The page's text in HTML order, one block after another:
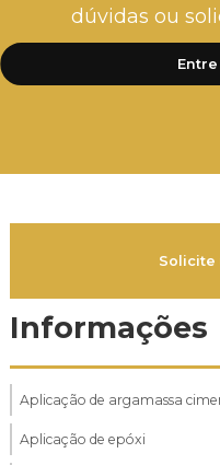
dúvidas ou
Solicite
Informações
Aplicação de argamassa
Aplicação de epóxi